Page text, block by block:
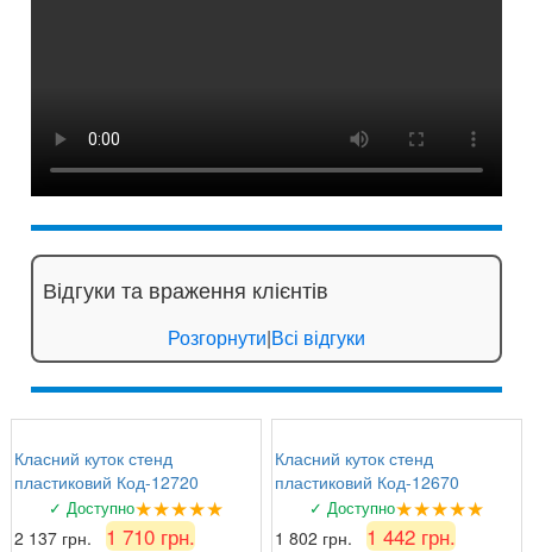
Відгуки та враження клієнтів
Розгорнути|Всі відгуки
Класний куток стенд
пластиковий Код-12720
✓ Доступно★★★★★
2 137 грн. 1 710 грн.
Класний куток стенд
пластиковий Код-12670
✓ Доступно★★★★★
1 802 грн. 1 442 грн.